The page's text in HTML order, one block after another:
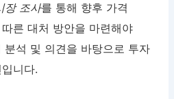
장 조사를 통해 향후 가격
른 대처 방안을 마련해야
분석 및 의견을 바탕으로 투자
니다.